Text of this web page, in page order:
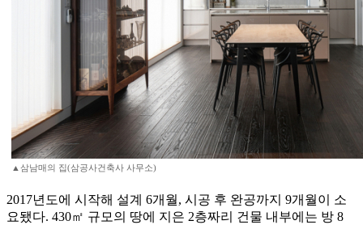
▲삼남매의 집(삼공사건축사 사무소)
2017년도에 시작해 설계 6개월, 시공 후 완공까지 9개월이 소
요됐다. 430㎡ 규모의 땅에 지은 2층짜리 건물 내부에는 방 8